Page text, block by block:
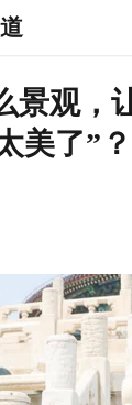
景观，
美了”？